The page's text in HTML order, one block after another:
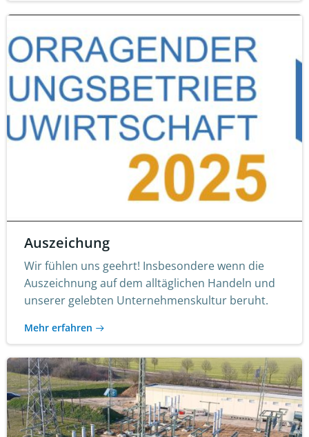
Auszeichung
Wir fühlen uns geehrt! Insbesondere wenn die
Auszeichnung auf dem alltäglichen Handeln und
unserer gelebten Unternehmenskultur beruht.
Mehr erfahren